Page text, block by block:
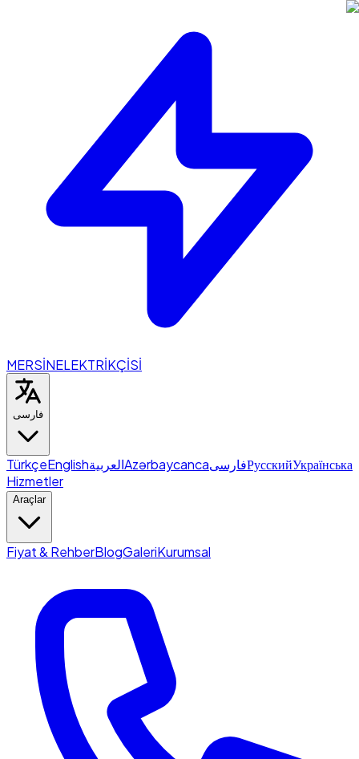
MERSİNELEKTRİKÇİSİ
فارسی
TürkçeEnglishالعربيةAzərbaycancaفارسیРусскийУкраїнська
Hizmetler
Araçlar
Fiyat & RehberBlogGaleriKurumsal